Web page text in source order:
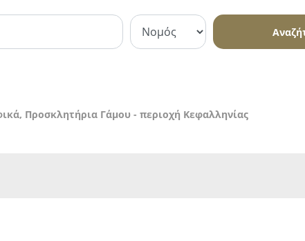
Προσκλητήρια Γάμου - περιοχή Κεφαλληνίας